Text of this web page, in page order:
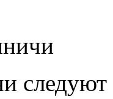
следуют